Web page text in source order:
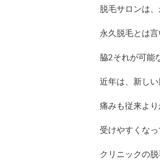
脱毛サロンは
永久脱毛とは言
脇2それが可能
近年は、新しい
痛みも従来より
受けやすくなっ
クリニックの